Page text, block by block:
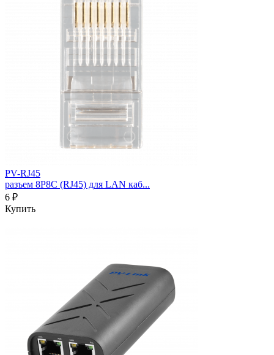
PV-RJ45
разъем 8P8C (RJ45) для LAN каб...
6 ₽
Купить